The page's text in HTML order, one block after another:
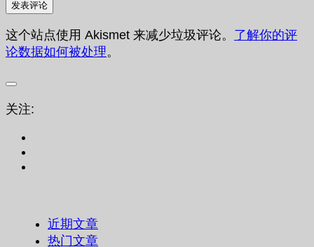
这个站点使用 Akismet 来减少垃圾评论。 了解你的评
论数据如何被处理。
关注:
近期文章
热门文章